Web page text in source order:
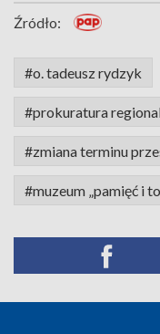
Źródło:
#o. tadeusz rydzyk
#prokuratura
#zmiana terminu
#muzeum „pamięć i